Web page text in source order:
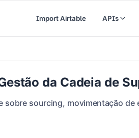
Import Airtable APIs
da Cadeia de
sobre sourcing, movimentação